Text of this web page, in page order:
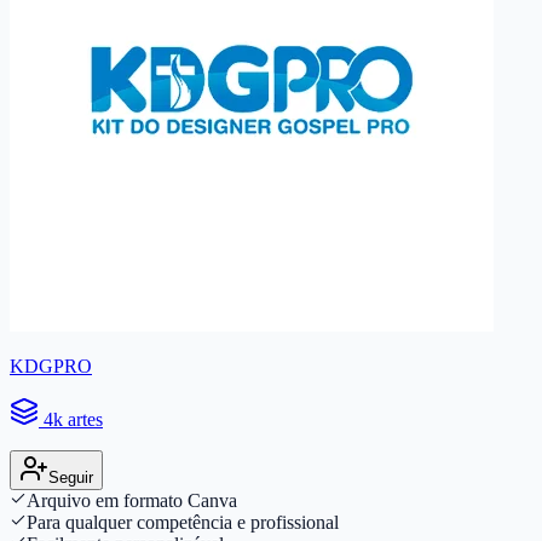
KDGPRO
4k artes
Seguir
Arquivo em formato Canva
Para qualquer competência e profissional